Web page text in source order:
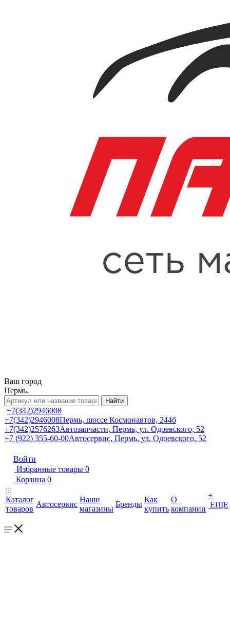
Ваш город
Пермь
Найти
+7(342)2946008
+7(342)2946008Пермь, шоссе Космонавтов, 244б
+7(342)2576263Автозапчасти, Пермь, ул. Одоевского, 52
+7 (922) 355-60-00Автосервис, Пермь, ул. Одоевского, 52
Войти
Избранные товары 0
Корзина 0
Каталог
товаров
Автосервис
Наши
магазины
Бренды
Как
купить
О
компании
+
ЕЩЕ